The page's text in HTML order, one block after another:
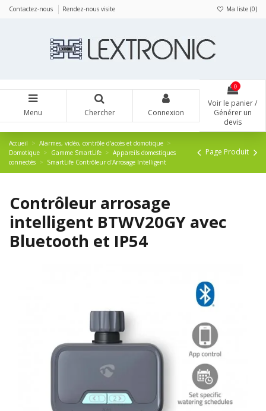
Contactez-nous Rendez-nous visite Ma liste (0)
Menu Chercher Connexion
0
Voir le panier /
Générer un
devis
Accueil
Alarmes, vidéo, contrôle d'accès et domotique
Domotique
Gamme SmartLife
Appareils domestiques
connectés
SmartLife Contrôleur d'Arrosage Intelligent
Page Produit
Contrôleur arrosage
intelligent BTWV20GY avec
Bluetooth et IP54
Panneau de gestion des cookies